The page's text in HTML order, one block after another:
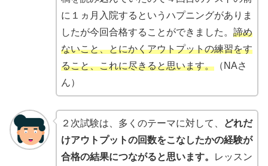
に１ヵ月入院するというハプニングがありま
したが今回合格することができました。 諦め
ないこと、とにかくアウトプットの練習をす
ること、これに尽きると思います。（NAさ
ん）
２次試験は、多くのテーマに対して、
どれだ
けアウトプットの回数をこなしたかの経験が
合格の結果につながると思います。
レッスン